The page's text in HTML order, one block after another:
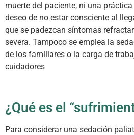
muerte del paciente, ni una
deseo de no estar consciente al
que se padezcan síntomas
severa. Tampoco se emplea la
de los familiares o la carga de
cuidadores
¿Qué es el
Para considerar una sedación